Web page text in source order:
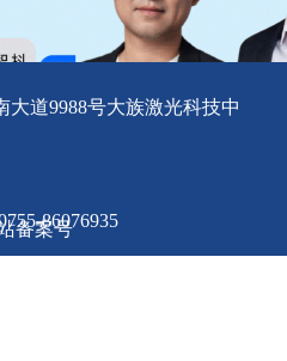
道9988号大族激光科技中
86076935
备案号